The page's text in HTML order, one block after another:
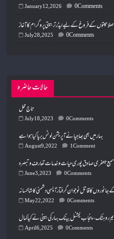
January 12, 2026 0 Comments
صلاحیتوں کے فروغ کے لیے لیڈر تربیتی پروگرام کا آغاز
July 28, 2025 0 Comments
حالات حاضرہ
تاج محل
July 18, 2023 0 Comments
بہار میں بھی بھاجپا نے آپریشن لوٹس برپا کیا ہوا ہے
August 9, 2022 1 Comment
جعفری صادق پوری حیات وخدمات تعارف و تبصرہ
June 3, 2023 0 Comments
جانوروں کا قاتل نوجوان گرفتار آپسی دشمنی کا شاخسانہ
May 22, 2022 0 Comments
روہتک ،پنجاب نیشنل بینک بہار کی بیٹی نے کیا کمال
April 6, 2025 0 Comments